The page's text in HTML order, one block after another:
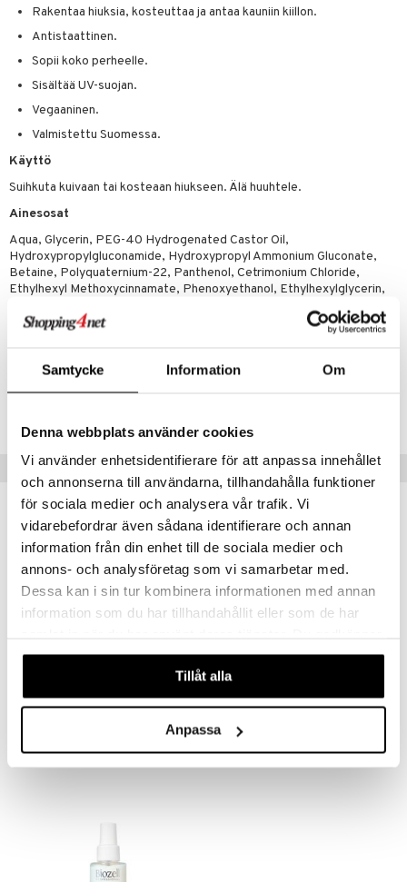
Samtycke Information Om
Denna webbplats använder cookies
Vi använder enhetsidentifierare för att anpassa innehållet
och annonserna till användarna, tillhandahålla funktioner
för sociala medier och analysera vår trafik. Vi
vidarebefordrar även sådana identifierare och annan
information från din enhet till de sociala medier och
annons- och analysföretag som vi samarbetar med.
Dessa kan i sin tur kombinera informationen med annan
information som du har tillhandahållit eller som de har
våra cookies vid fortsatt användande av vår webbplats.
Tillåt alla
Anpassa
Rakentaa hiuksia, kosteuttaa ja antaa kauniin kiillon.
Antistaattinen.
Sopii koko perheelle.
Sisältää UV-suojan.
Vegaaninen.
Valmistettu Suomessa.
Käyttö
Suihkuta kuivaan tai kosteaan hiukseen. Älä huuhtele.
Ainesosat
Aqua, Glycerin, PEG-40 Hydrogenated Castor Oil,
Hydroxypropylgluconamide, Hydroxypropyl Ammonium Gluconate,
Betaine, Polyquaternium-22, Panthenol, Cetrimonium Chloride,
Ethylhexyl Methoxycinnamate, Phenoxyethanol, Ethylhexylglycerin,
Pantolactone, Benzyl Alcohol, Potassium Sorbate, Sodium Benzoate,
Tuotenumero
Vinkkejä sinulle
Biozell Keratin Heat & Styling Spray
BIOZELL PROFESSIONAL
9,95 €
Biozell Volumizing Mousse
9,95 €
3: Kosteutus
ja naamiot
Huulten Hoito
Elixir
Happy
Happy For Men
Miehille
& Soujaus
& Ihonpuhdistus